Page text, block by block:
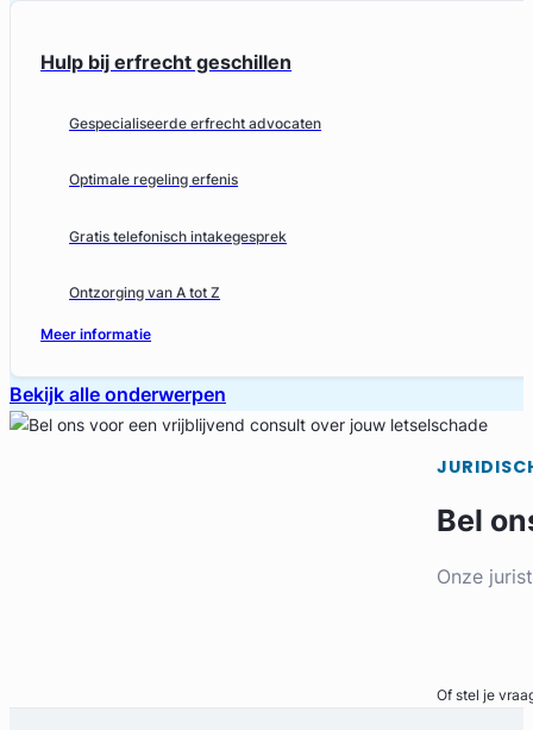
Hulp bij erfrecht geschillen
Gespecialiseerde erfrecht advocaten
Optimale regeling erfenis
Gratis telefonisch intakegesprek
Ontzorging van A tot Z
Meer informatie
Bekijk alle onderwerpen
Bel
Onze
Of stel je